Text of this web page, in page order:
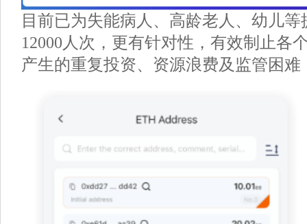
目前已为失能病人、高龄老人、幼儿
12000人次，更有针对性，有效制止各
产生的重复投资、资源浪费及监管困难